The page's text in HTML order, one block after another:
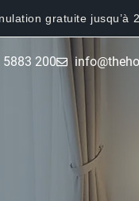
gratuite jusqu’à
5883 200